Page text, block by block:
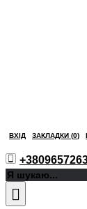
ВХІД ЗАКЛАДКИ (0)